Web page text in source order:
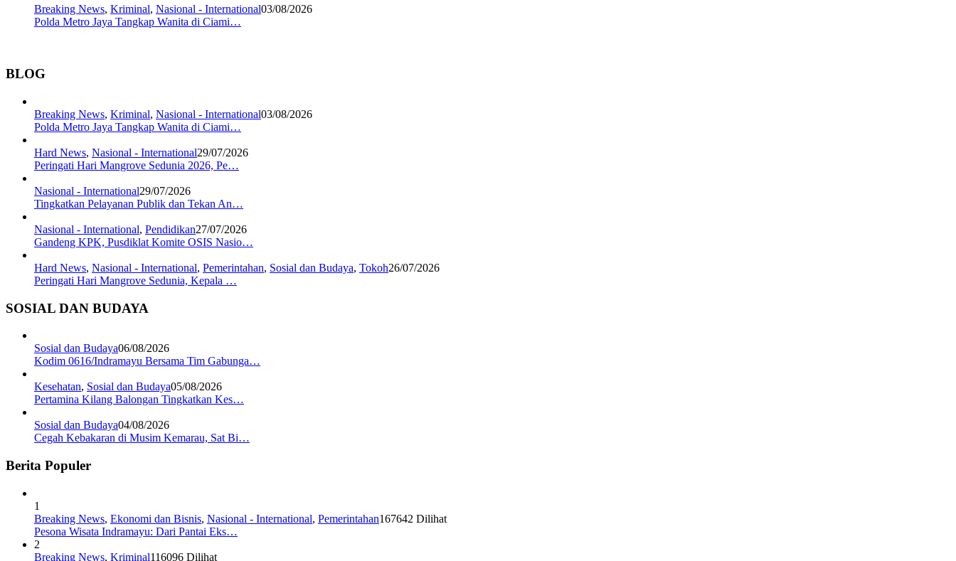
Breaking News, Kriminal, Nasional - International03/08/2026
Polda Metro Jaya Tangkap Wanita di Ciami…
BLOG
Breaking News, Kriminal, Nasional - International03/08/2026
Polda Metro Jaya Tangkap Wanita di Ciami…
Hard News, Nasional - International29/07/2026
Peringati Hari Mangrove Sedunia 2026, Pe…
Nasional - International29/07/2026
Tingkatkan Pelayanan Publik dan Tekan An…
Nasional - International, Pendidikan27/07/2026
Gandeng KPK, Pusdiklat Komite OSIS Nasio…
Hard News, Nasional - International, Pemerintahan, Sosial dan Budaya, Tokoh26/07/2026
Peringati Hari Mangrove Sedunia, Kepala …
SOSIAL DAN BUDAYA
Sosial dan Budaya06/08/2026
Kodim 0616/Indramayu Bersama Tim Gabunga…
Kesehatan, Sosial dan Budaya05/08/2026
Pertamina Kilang Balongan Tingkatkan Kes…
Sosial dan Budaya04/08/2026
Cegah Kebakaran di Musim Kemarau, Sat Bi…
Berita Populer
1
Breaking News, Ekonomi dan Bisnis, Nasional - International, Pemerintahan167642 Dilihat
Pesona Wisata Indramayu: Dari Pantai Eks…
2
Breaking News, Kriminal116096 Dilihat